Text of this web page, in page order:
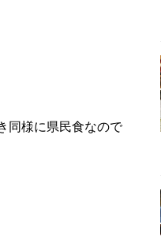
同様に県民食なので